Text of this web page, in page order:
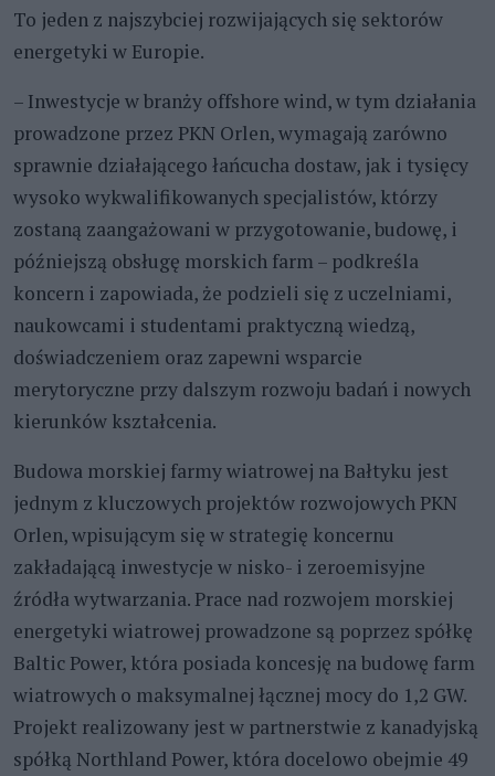
To jeden z najszybciej rozwijających się sektorów
energetyki w Europie.
– Inwestycje w branży offshore wind, w tym działania
prowadzone przez PKN Orlen, wymagają zarówno
sprawnie działającego łańcucha dostaw, jak i tysięcy
wysoko wykwalifikowanych specjalistów, którzy
zostaną zaangażowani w przygotowanie, budowę, i
późniejszą obsługę morskich farm – podkreśla
koncern i zapowiada, że podzieli się z uczelniami,
naukowcami i studentami praktyczną wiedzą,
doświadczeniem oraz zapewni wsparcie
merytoryczne przy dalszym rozwoju badań i nowych
kierunków kształcenia.
Budowa morskiej farmy wiatrowej na Bałtyku jest
jednym z kluczowych projektów rozwojowych PKN
Orlen, wpisującym się w strategię koncernu
zakładającą inwestycje w nisko- i zeroemisyjne
źródła wytwarzania. Prace nad rozwojem morskiej
energetyki wiatrowej prowadzone są poprzez spółkę
Baltic Power, która posiada koncesję na budowę farm
wiatrowych o maksymalnej łącznej mocy do 1,2 GW.
Projekt realizowany jest w partnerstwie z kanadyjską
spółką Northland Power, która docelowo obejmie 49